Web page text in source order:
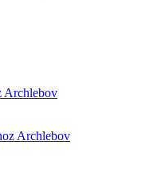
Archlebov
Archlebov